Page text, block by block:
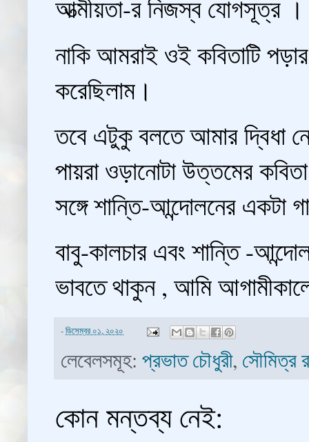
আত্মীয়তা-র নিজস্ব যোগসূত্র ।
নাকি আমরাই ওই কবিতাটি
করেছিলাম।
তবে এটুকু বলতে আমার দ্বিধা
পায়রা ওড়ানোটা উত্তমের
সঙ্গে শান্তি-আন্দোলনের একটা
বাবু-কালচার এবং শান্তি -
ভাবতে থাকুন , আমি
-ডিসেম্বর ০১, ২০২০
লেবেলসমূহ: প্রভাত চৌধুরী, সৌমিত্র
কোন মন্তব্য নেই: